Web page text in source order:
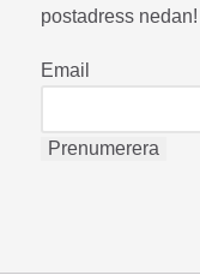
postadress nedan!
Email